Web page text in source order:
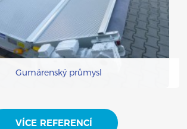
Gumárenský průmysl
VÍCE REFERENCÍ